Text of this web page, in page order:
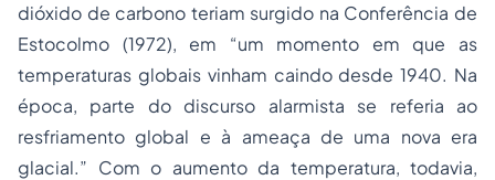
dióxido de carbono teriam surgido na Conferência de
Estocolmo (1972), em “um momento em que as
temperaturas globais vinham caindo desde 1940. Na
época, parte do discurso alarmista se referia ao
resfriamento global e à ameaça de uma nova era
glacial.” Com o aumento da temperatura, todavia,